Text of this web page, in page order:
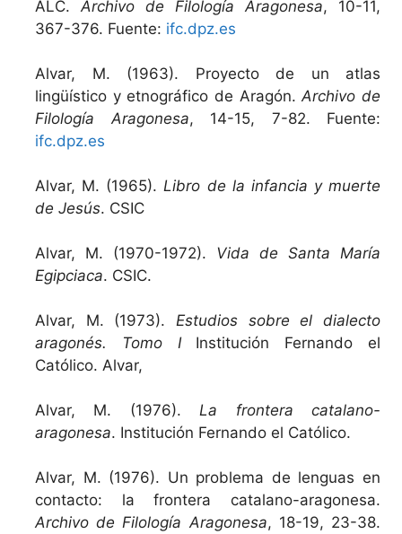
ALC. Archivo de Filología Aragonesa, 10-11,
367-376. Fuente: ifc.dpz.es
Alvar, M. (1963). Proyecto de un atlas
lingüístico y etnográfico de Aragón.Archivo de
Filología Aragonesa, 14-15, 7-82. Fuente:
ifc.dpz.es
Alvar, M. (1965). Libro de la infancia y muerte
de Jesús. CSIC
Alvar, M. (1970-1972). Vida de Santa María
Egipciaca. CSIC.
Alvar, M. (1973). Estudios sobre el dialecto
aragonés. Tomo IInstitución Fernando el
Católico. Alvar,
Alvar, M. (1976). La frontera catalano-
aragonesa. Institución Fernando el Católico.
Alvar, M. (1976). Un problema de lenguas en
contacto: la frontera catalano-aragonesa.
Archivo de Filología Aragonesa, 18-19, 23-38.